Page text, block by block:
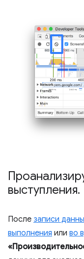
выступления.
После записи
выполнения или во